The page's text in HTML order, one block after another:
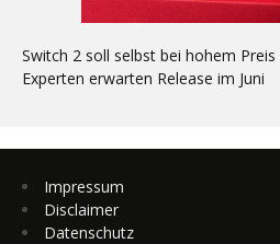
Switch 2 soll selbst bei hohem
Experten erwarten Release im Juni
Impressum
Disclaimer
Datenschutz